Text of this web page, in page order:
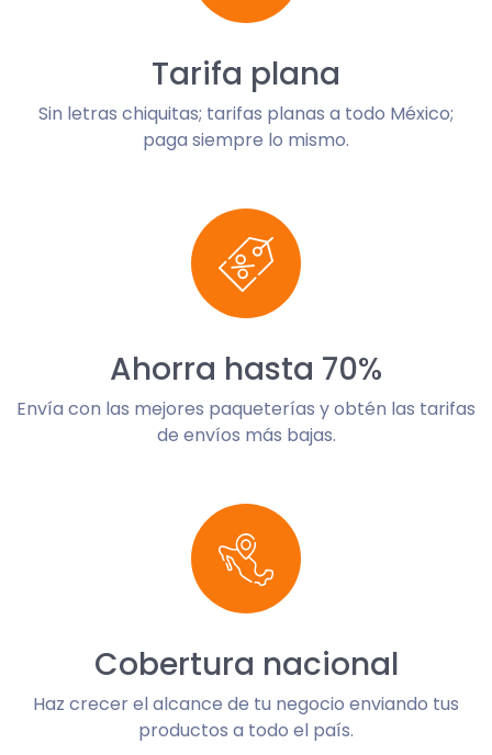
Tarifa plana
Sin letras chiquitas; tarifas planas a todo México;
paga siempre lo mismo.
Ahorra hasta 70%
Envía con las mejores paqueterías y obtén las tarifas
de envíos más bajas.
Cobertura nacional
Haz crecer el alcance de tu negocio enviando tus
productos a todo el país.